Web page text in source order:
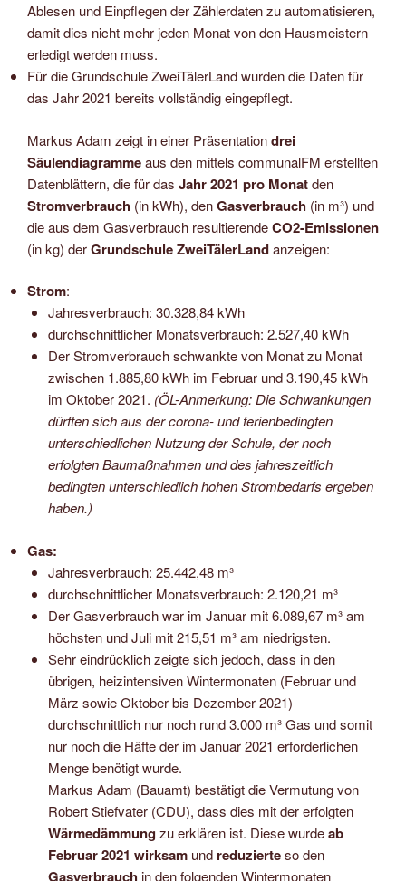
Ablesen und Einpflegen der Zählerdaten zu automatisieren,
damit dies nicht mehr jeden Monat von den Hausmeistern
erledigt werden muss.
Für die Grundschule ZweiTälerLand wurden die Daten für
das Jahr 2021 bereits vollständig eingepflegt.
Markus Adam zeigt in einer Präsentationdrei
Säulendiagrammeaus den mittels communalFM erstellten
Datenblättern, die für das Jahr 2021 pro Monatden
Stromverbrauch (in kWh), denGasverbrauch (in m³) und
die aus dem Gasverbrauch resultierendeCO2-Emissionen
(in kg) derGrundschule ZweiTälerLandanzeigen:
Strom:
Jahresverbrauch: 30.328,84 kWh
durchschnittlicher Monatsverbrauch: 2.527,40 kWh
Der Stromverbrauch schwankte von Monat zu Monat
zwischen 1.885,80 kWh im Februar und 3.190,45 kWh
im Oktober 2021. (ÖL-Anmerkung: Die Schwankungen
dürften sich aus der corona- und ferienbedingten
unterschiedlichen Nutzung der Schule, der noch
erfolgten Baumaßnahmen und des jahreszeitlich
bedingten unterschiedlich hohen Strombedarfs ergeben
haben.)
Gas:
Jahresverbrauch: 25.442,48 m³
durchschnittlicher Monatsverbrauch: 2.120,21 m³
Der Gasverbrauch war im Januar mit 6.089,67 m³ am
höchsten und Juli mit 215,51 m³ am niedrigsten.
Sehr eindrücklich zeigte sich jedoch, dass in den
übrigen, heizintensiven Wintermonaten (Februar und
März sowie Oktober bis Dezember 2021)
durchschnittlich nur noch rund 3.000 m³ Gas und somit
nur noch die Häfte der im Januar 2021 erforderlichen
Menge benötigt wurde.
Markus Adam (Bauamt) bestätigt die Vermutung von
Robert Stiefvater (CDU), dass dies mit der erfolgten
Wärmedämmungzu erklären ist. Diese wurdeab
Februar 2021 wirksamund reduzierteso den
Gasverbrauchin den folgenden Wintermonaten